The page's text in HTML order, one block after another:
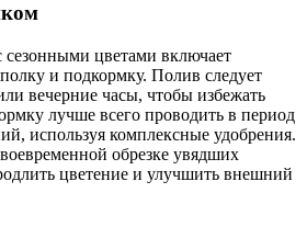
сезонными цветами включает
и подкормку. Полив следует
вечерние часы, чтобы избежать
лучше всего проводить в период
используя комплексные удобрения.
обрезке увядших
цветение и улучшить внешний